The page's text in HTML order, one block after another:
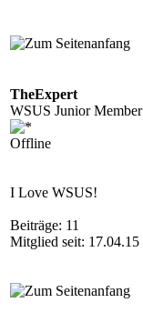
TheExpert
WSUS Junior Member
Offline
I Love WSUS!
Beiträge: 11
Mitglied seit: 17.04.15